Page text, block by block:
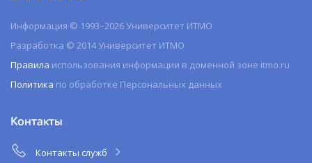
Информация © 1993–2026 Университет ИТМО
Разработка © 2014 Университет ИТМО
Правила использования информации в доменной зоне itmo.ru
Политика по обработке Персональных данных
Контакты
Контакты служб